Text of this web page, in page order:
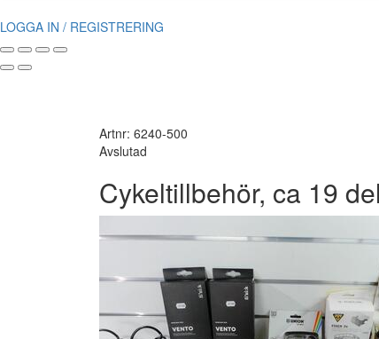
LOGGA IN / REGISTRERING
Artnr: 6240-500
Avslutad
Cykeltillbehör, ca 19